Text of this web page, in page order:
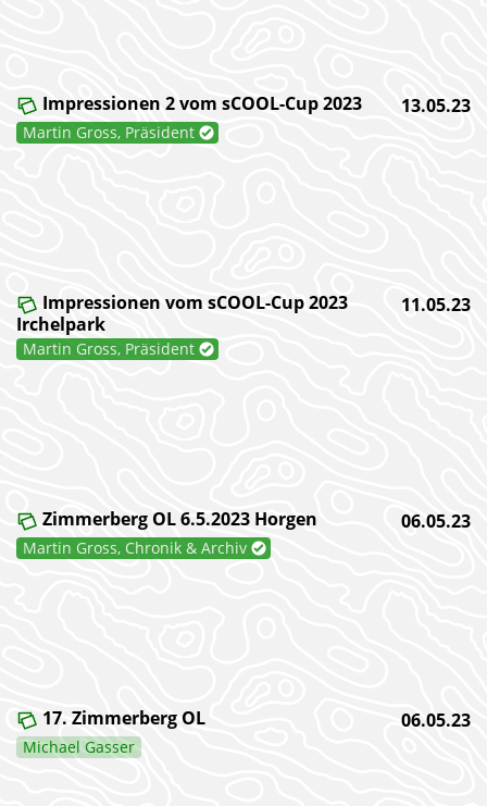
13.05.23
Impressionen 2 vom sCOOL-Cup 2023
Martin Gross, Präsident
11.05.23
Impressionen vom sCOOL-Cup 2023
Irchelpark
Martin Gross, Präsident
06.05.23
Zimmerberg OL 6.5.2023 Horgen
Martin Gross, Chronik & Archiv
06.05.23
17. Zimmerberg OL
Michael Gasser